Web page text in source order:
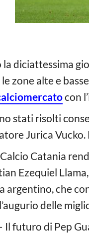
la diciattessima
zone alte e
con
stati risolti
Jurica
Calcio Catania
Ezequiel
argentino, che
delle
Il futuro di Pep